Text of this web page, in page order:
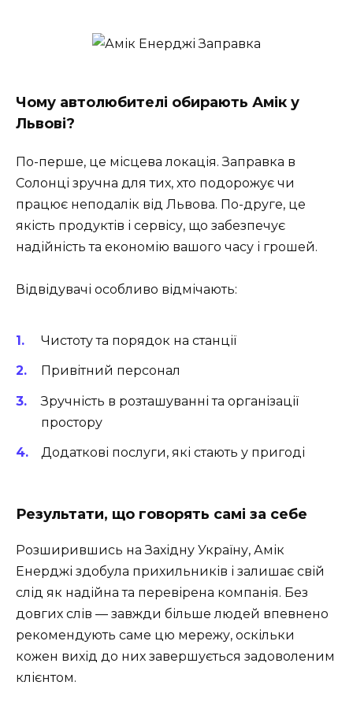
Чому автолюбителі обирають Амік у
Львові?
По-перше, це місцева локація. Заправка в
Солонці зручна для тих, хто подорожує чи
працює неподалік від Львова. По-друге, це
якість продуктів і сервісу, що забезпечує
надійність та економію вашого часу і грошей.
Відвідувачі особливо відмічають:
Чистоту та порядок на станції
Привітний персонал
Зручність в розташуванні та організації
простору
Додаткові послуги, які стають у пригоді
Результати, що говорять самі за себе
Розширившись на Західну Україну, Амік
Енерджі здобула прихильників і залишає свій
слід як надійна та перевірена компанія. Без
довгих слів — завжди більше людей впевнено
рекомендують саме цю мережу, оскільки
кожен вихід до них завершується задоволеним
клієнтом.